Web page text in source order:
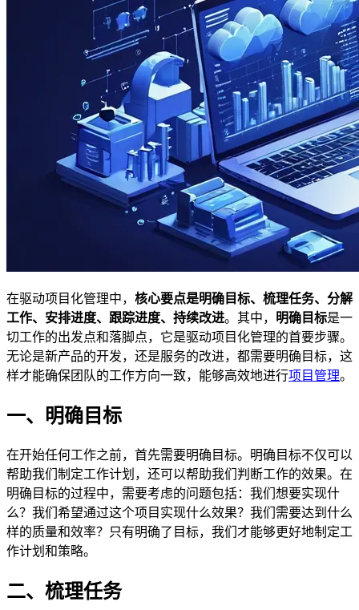
在驱动项目化管理中， 核心要点是明确目标、梳理任务、分解
工作、安排进度、跟踪进度、持续改进。其中， 明确目标是一
切工作的出发点和落脚点，它是驱动项目化管理的首要步骤。
无论是新产品的开发，还是服务的改进，都需要明确目标，这
样才能确保团队的工作方向一致，能够高效地进行项目管理。
一、明确目标
在开始任何工作之前，首先需要明确目标。明确目标不仅可以
帮助我们制定工作计划，还可以帮助我们判断工作的效果。在
明确目标的过程中，需要考虑的问题包括：我们想要实现什
么？我们希望通过这个项目实现什么效果？我们需要达到什么
样的质量和效率？只有明确了目标，我们才能够更好地制定工
作计划和策略。
二、梳理任务